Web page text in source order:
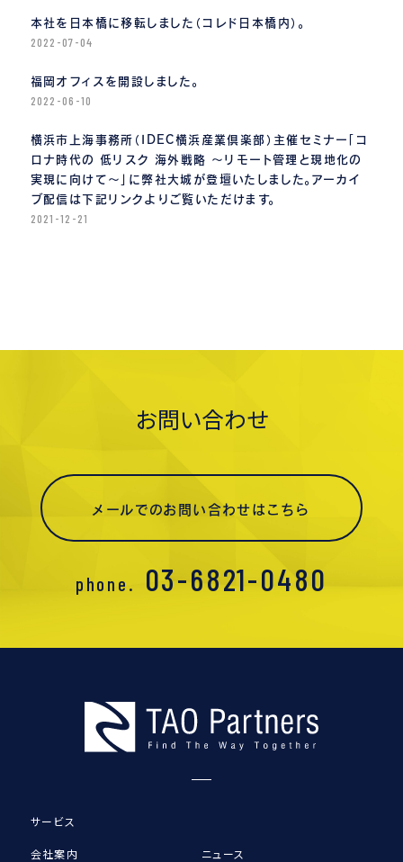
本社を日本橋に移転しました（コレド日本橋内）。
2022-07-04
福岡オフィスを開設しました。
2022-06-10
横浜市上海事務所（IDEC横浜産業倶楽部）主催セミナー「コ
ロナ時代の 低リスク 海外戦略 〜リモート管理と現地化の
実現に向けて〜」に弊社大城が登壇いたしました。アーカイ
ブ配信は下記リンクよりご覧いただけます。
2021-12-21
お問い合わせ
メールでのお問い合わせはこちら
phone. 03-6821-0480
サービス
会社案内 ニュース